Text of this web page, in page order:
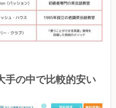
手の中で比較的安い